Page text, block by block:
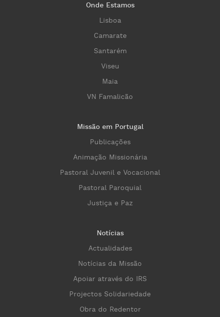
Onde Estamos
Lisboa
Camarate
Santarém
Viseu
Maia
VN Famalicão
Missão em Portugal
Publicações
Animação Missionária
Pastoral Juvenil e Vocacional
Pastoral Paroquial
Justiça e Paz
Notícias
Actualidades
Notícias da Missão
Apoiar através do IRS
Projectos Solidariedade
Obra do Redentor